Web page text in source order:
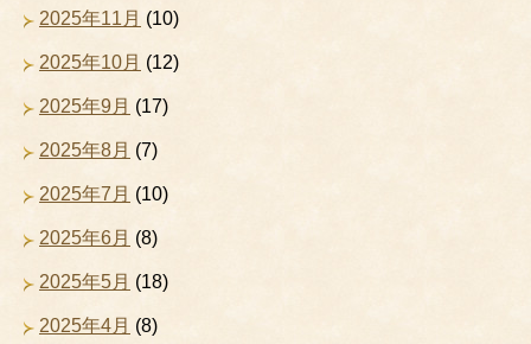
2025年11月 (10)
2025年10月 (12)
2025年9月 (17)
2025年8月 (7)
2025年7月 (10)
2025年6月 (8)
2025年5月 (18)
2025年4月 (8)